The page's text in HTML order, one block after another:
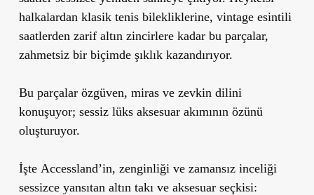
halkalardan klasik tenis bilekliklerine, vintage esintili
saatlerden zarif altın zincirlere kadar bu parçalar,
zahmetsiz bir biçimde şıklık kazandırıyor.
Bu parçalar özgüven, miras ve zevkin dilini
konuşuyor; sessiz lüks aksesuar akımının özünü
oluşturuyor.
İşte Accessland’in, zenginliği ve zamansız inceliği
sessizce yansıtan altın takı ve aksesuar seçkisi: